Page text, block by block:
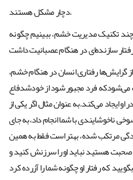
دچار مشکل هستند.
تکنیک مدیریت خشم، ببینیم چگونه
گرایش‌ها رفتاری انسان در هنگام خشم،
فرد مجبور شود از خودشدفاع
او ایجاد می‌کند.به عنوان مثال اگر یکی از
ناخوشایندی با شما انجام داد،به جای
مرتکب شده، بهتر است فقط به همین
هستید نباید او را سرزنش کنید و